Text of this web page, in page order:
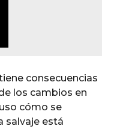
consecuencias
los cambios en
cómo se
salvaje está